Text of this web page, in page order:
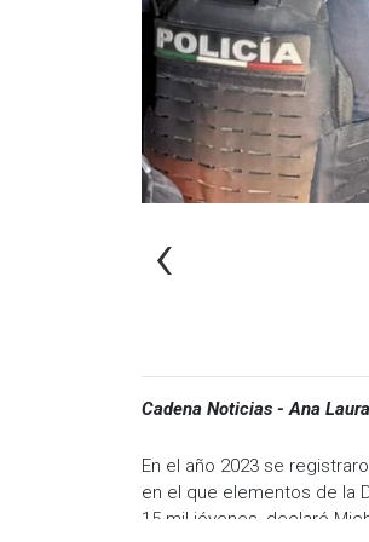
‹
Cadena Noticias - Ana
En el año 2023 se
en el que elementos de la
15 mil jóvenes, declaró